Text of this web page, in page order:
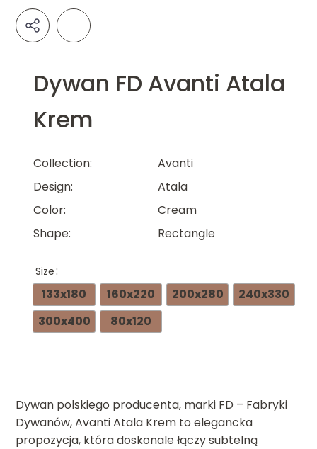
Dywan FD Avanti Atala
Krem
Collection
Avanti
Design
Atala
Color
Cream
Shape
Rectangle
Size
133x180 160x220 200x280
240x330
300x400
80x120
Dywan polskiego producenta, marki FD – Fabryki
Dywanów, Avanti Atala Krem to elegancka
propozycja, która doskonale łączy subtelną